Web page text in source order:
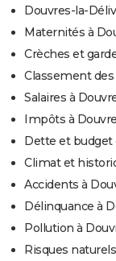
Douvres-la-
Maternités à
Crèches et
Classement
Salaires à
Impôts à
Dette et budget
Climat et
Accidents à
Délinquance à
Pollution à
Risques